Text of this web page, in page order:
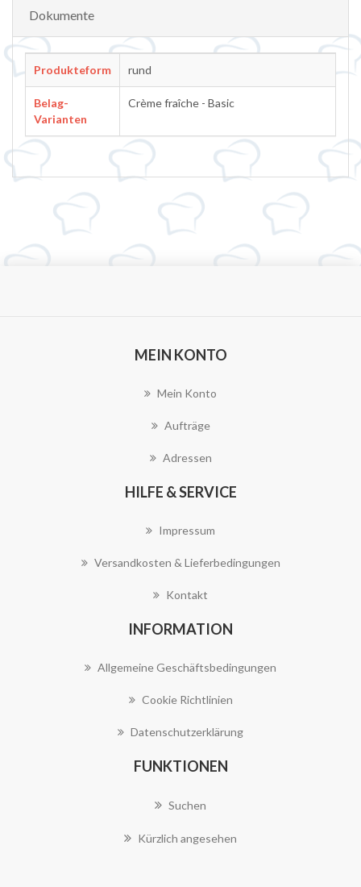
Dokumente
Produkteform rund
Belag-
Varianten
Crème fraîche - Basic
MEIN KONTO
Mein Konto
Aufträge
Adressen
HILFE & SERVICE
Impressum
Versandkosten & Lieferbedingungen
Kontakt
INFORMATION
Allgemeine Geschäftsbedingungen
Cookie Richtlinien
Datenschutzerklärung
FUNKTIONEN
Suchen
Kürzlich angesehen